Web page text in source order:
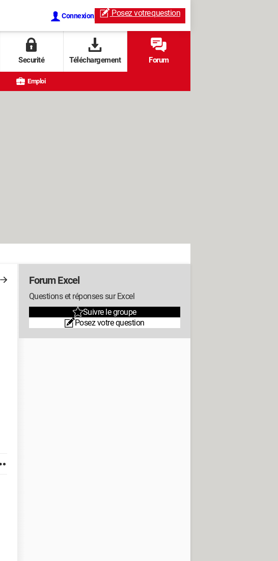
Connexion Posez votrequestion
Securité Téléchargement Forum
Emploi
Forum Excel
Questions et réponses sur Excel
Suivre le groupe
Posez votre question